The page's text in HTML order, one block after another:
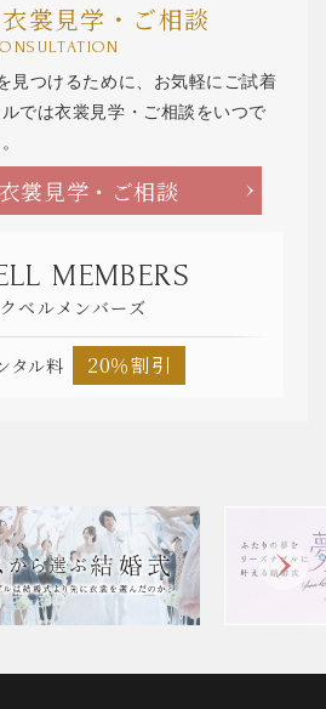
裳見学・ご相談
見つけるために、お気軽にご試着
では衣裳見学・ご相談をいつで
裳見学・ご相談
MEMBERS
ベルメンバーズ
タル料 20％割引